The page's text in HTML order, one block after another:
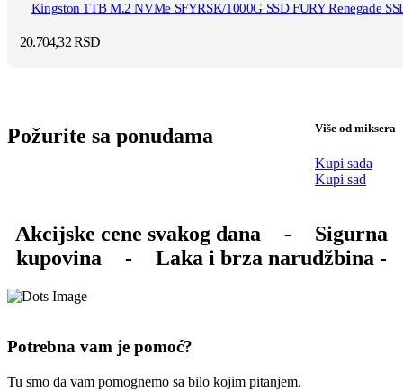
Kingston 1TB M.2 NVMe SFYRSK/1000G SSD FURY Renegade
20.704,32RSD
Požurite sa ponudama Više od miksera
Kupi sada
Kupi sad
Akcijske cene svakog dana -
Sigurna
kupovina
- Laka i brza narudžbina -
Potrebna vam je pomoć?
Tu smo da vam pomognemo sa bilo kojim pitanjem.